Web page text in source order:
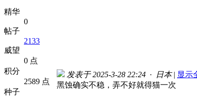
精华
0
帖子
2133
威望
0 点
积分
2589 点
种子
发表于 2025-3-28 22:24 · 日本 | 显示
黑蚀确实不稳，弄不好就得猫一次